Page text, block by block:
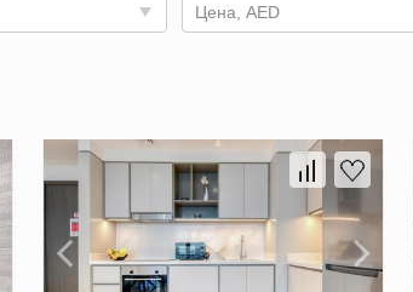
Цена, AED